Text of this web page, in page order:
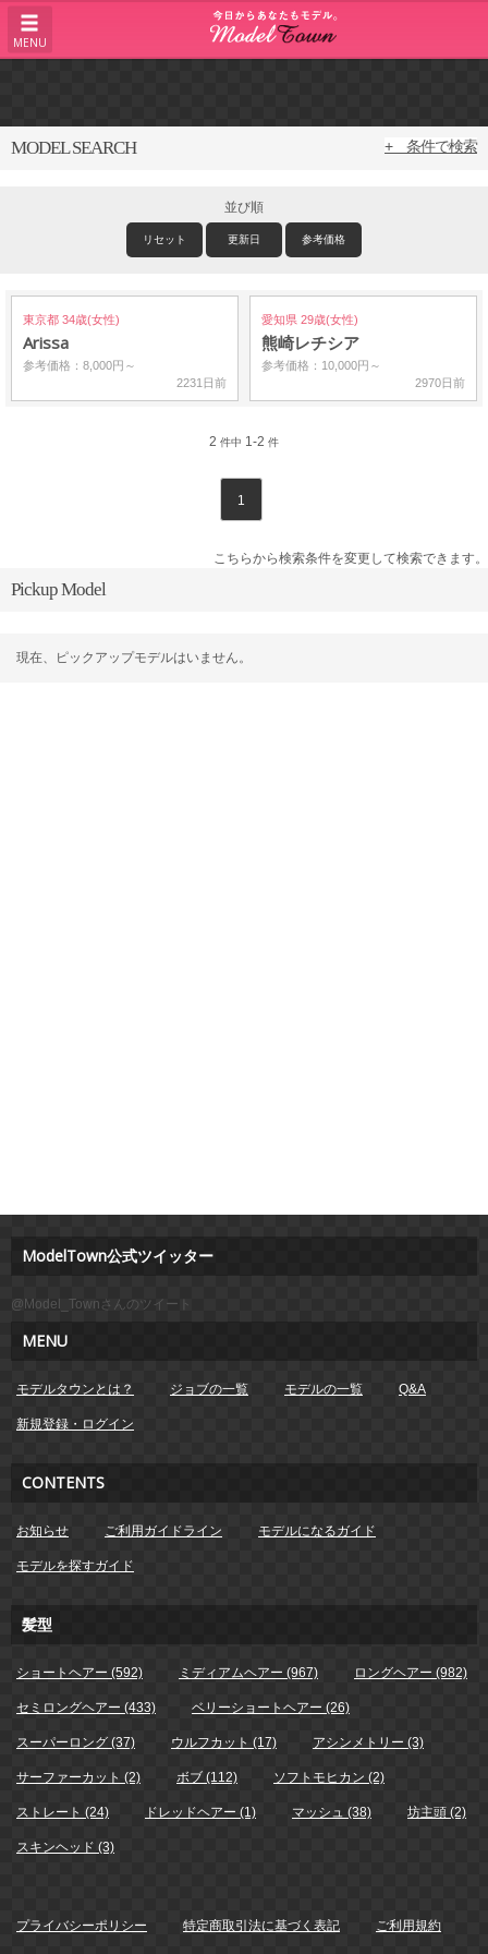
MENU
MODEL SEARCH + 条件で検索
並び順
リセット 更新日 参考価格
東京都 34歳(女性)
Arissa
参考価格：8,000円～
2231日前
愛知県 29歳(女性)
熊崎レチシア
参考価格：10,000円～
2970日前
2 件中 1-2 件
1
こちらから検索条件を変更して検索できます。
Pickup Model
現在、ピックアップモデルはいません。
ModelTown公式ツイッター
@Model_Townさんのツイート
MENU
モデルタウンとは？ ジョブの一覧 モデルの一覧 Q&A
新規登録・ログイン
CONTENTS
お知らせ ご利用ガイドライン モデルになるガイド
モデルを探すガイド
髪型
ショートヘアー (592) ミディアムヘアー (967) ロングヘアー (982)
セミロングヘアー (433) ベリーショートヘアー (26)
スーパーロング (37) ウルフカット (17) アシンメトリー (3)
サーファーカット (2) ボブ (112) ソフトモヒカン (2)
ストレート (24) ドレッドヘアー (1) マッシュ (38) 坊主頭 (2)
スキンヘッド (3)
プライバシーポリシー 特定商取引法に基づく表記 ご利用規約